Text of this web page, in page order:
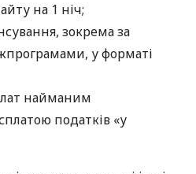
на 1 ніч;
зокрема за
у форматі
найманим
податків «у